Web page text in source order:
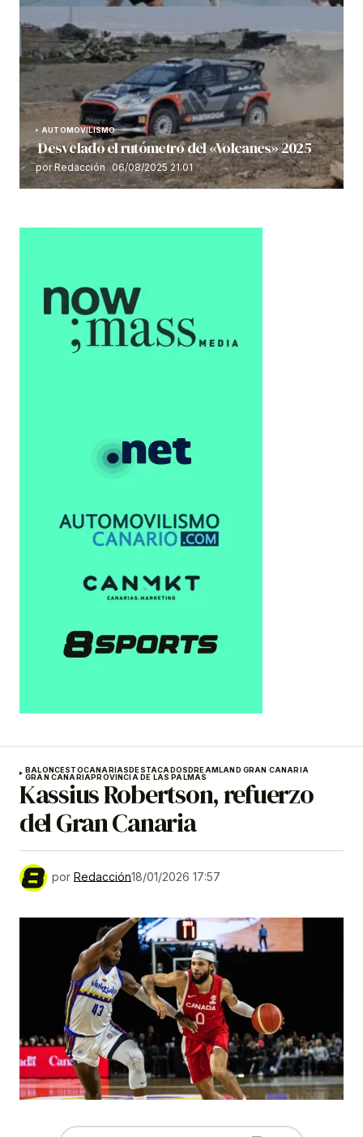
AUTOMOVILISMO
Desvelado el rutómetro del «Volcanes» 2025
por Redacción 06/08/2025 21:01
BALONCESTOCANARIASDESTACADOSDREAMLAND GRAN CANARIA
GRAN CANARIAPROVINCIA DE LAS PALMAS
Kassius Robertson, refuerzo
del Gran Canaria
por Redacción18/01/2026 17:57